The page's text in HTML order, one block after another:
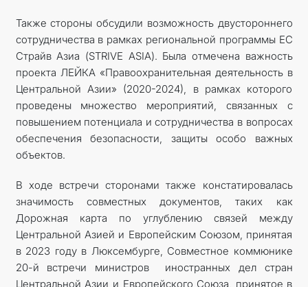
Также стороны обсудили возможность двустороннего
сотрудничества в рамках региональной программы ЕС
Страйв Азиа (STRIVE ASIA). Была отмечена важность
проекта ЛЕЙКА «Правоохранительная деятельность в
Центральной Азии» (2020-2024), в рамках которого
проведены множество мероприятий, связанных с
повышением потенциала и сотрудничества в вопросах
обеспечения безопасности, защиты особо важных
объектов.
В ходе встречи сторонами также констатировалась
значимость совместных документов, таких как
Дорожная карта по углублению связей между
Центральной Азией и Европейским Союзом, принятая
в 2023 году в Люксембурге, Совместное коммюнике
20-й встречи министров иностранных дел стран
Центральной Азии и Европейского Союза, принятое в